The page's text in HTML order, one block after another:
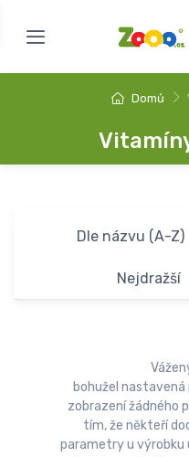
Domů
Dle názvu (A-Z)
Nejdražší
bohužel
zobrazení žádného
tím, že někteří
parametry u výrobku